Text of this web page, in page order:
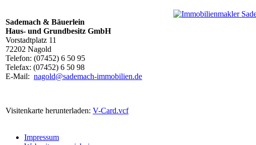
Sademach & Bäuerlein
Haus- und Grundbesitz GmbH
Vorstadtplatz 11
72202 Nagold
Telefon: (07452) 6 50 95
Telefax: (07452) 6 50 98
E-Mail: nagold@sademach-immobilien.de
Visitenkarte herunterladen: V-Card.vcf
Impressum